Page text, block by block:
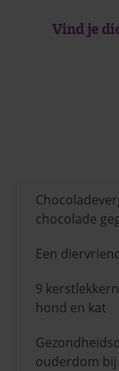
Vind je
chocolade
Een
9
hond en kat
ouderdom